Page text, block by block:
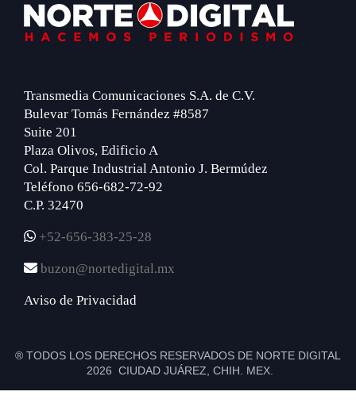
Footer
Transmedia Comunicaciones S.A. de C.V.
Bulevar Tomás Fernández #8587
Suite 201
Plaza Olivos, Edificio A
Col. Parque Industrial Antonio J. Bermúdez
Teléfono 656-682-72-92
C.P. 32470
+52-656-383-25-28
buzon@nortedigital.mx
Aviso de Privacidad
® TODOS LOS DERECHOS RESERVADOS DE NORTE DIGITAL
2026 CIUDAD JUÁREZ, CHIH. MEX.